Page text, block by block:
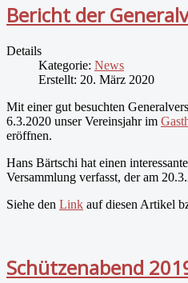
Bericht der
Details
Kategorie: News
Erstellt: 20. März 2020
Mit einer gut besuchten
6.3.2020 unser Vereinsjahr im
eröffnen.
Hans Bärtschi hat einen
Versammlung verfasst, der am
Siehe den Link auf diesen Artikel
Schützenabend